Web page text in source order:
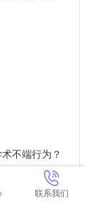
不端行为？
联系我们